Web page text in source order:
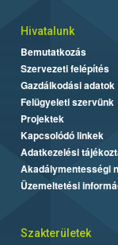
Hivatalunk
Bemutatkozás
Szervezeti felépítés
Gazdálkodási adatok
Felügyeleti szervünk
Projektek
Kapcsolódó linkek
Adatkezelési
Akadálymentességi
Üzemeltetési
Szakterületek